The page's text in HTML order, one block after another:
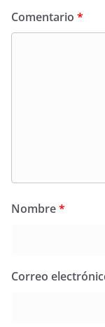
Comentario *
Nombre*
Correo